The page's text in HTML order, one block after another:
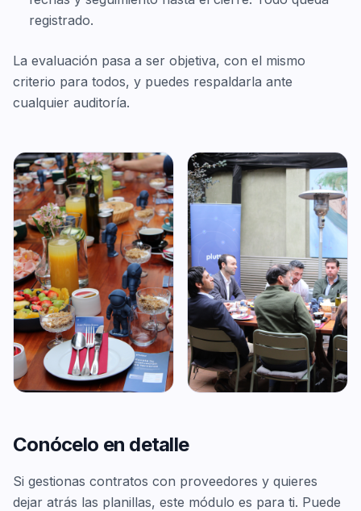
registrado.
La evaluación pasa a ser objetiva, con el mismo
criterio para todos, y puedes respaldarla ante
cualquier auditoría.
Conócelo en detalle
Si gestionas contratos con proveedores y quieres
dejar atrás las planillas, este módulo es para ti. Puede